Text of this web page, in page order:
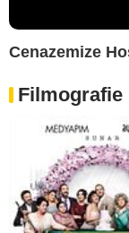
Cenazemize
Filmografie